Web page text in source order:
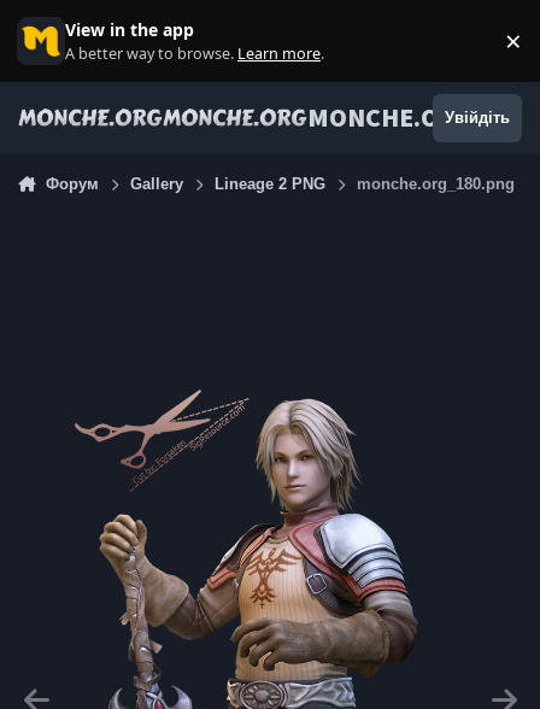
View in the app
A better way to browse. Learn more. ×
MONCHE.ORGУвійдіть
Форум Gallery Lineage 2 PNG monche.org_180.png